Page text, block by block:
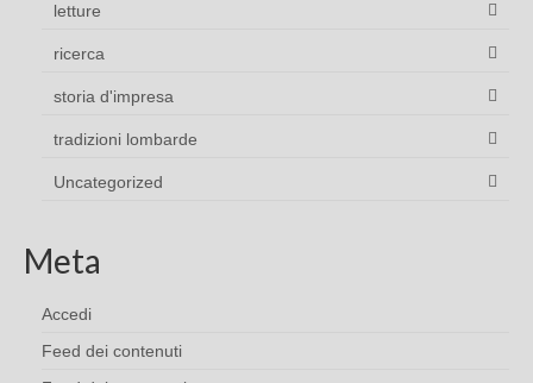
letture
ricerca
storia d'impresa
tradizioni lombarde
Uncategorized
Meta
Accedi
Feed dei contenuti